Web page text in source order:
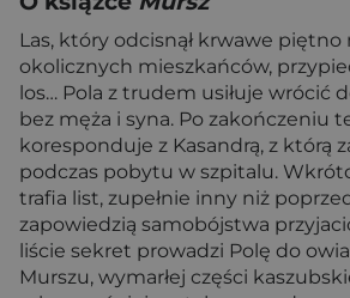
Las, który odcisnął krwawe piętno
okolicznych mieszkańców,
los… Pola z trudem usiłuje wrócić
bez męża i syna. Po zakończeniu
koresponduje z Kasandrą, z którą
podczas pobytu w szpitalu.
trafia list, zupełnie inny niż
zapowiedzią samobójstwa
liście sekret prowadzi Polę do
Murszu, wymarłej części